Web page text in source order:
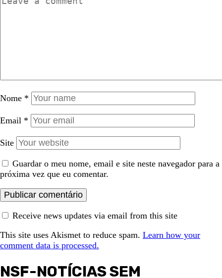
Nome *
Email *
Site
Guardar o meu nome, email e site neste navegador para a
próxima vez que eu comentar.
Receive news updates via email from this site
This site uses Akismet to reduce spam. Learn how your
comment data is processed.
NSF-NOTÍCIAS SEM